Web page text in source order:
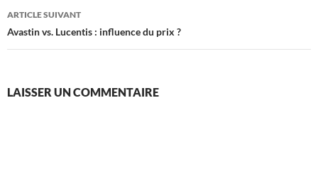
articles
ARTICLE SUIVANT
Avastin vs. Lucentis : influence du prix ?
LAISSER UN COMMENTAIRE